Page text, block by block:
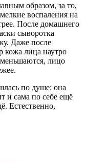
образом, за то,
воспаления на
После домашнего
сыворотка
Даже после
лица наутро
лицо
по душе: она
и сама по себе ещё
Естественно,